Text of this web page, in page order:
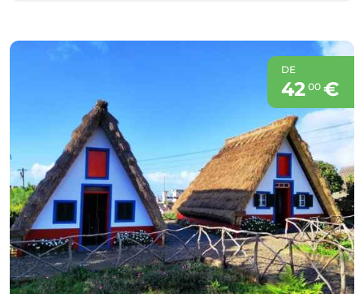
DE
42 00€